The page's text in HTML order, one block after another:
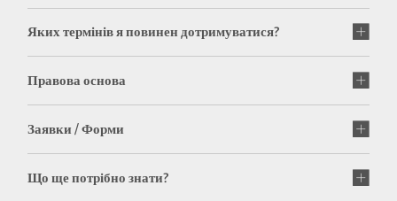
Яких термінів я повинен дотримуватися?
Правова основа
Заявки / Форми
Що ще потрібно знати?